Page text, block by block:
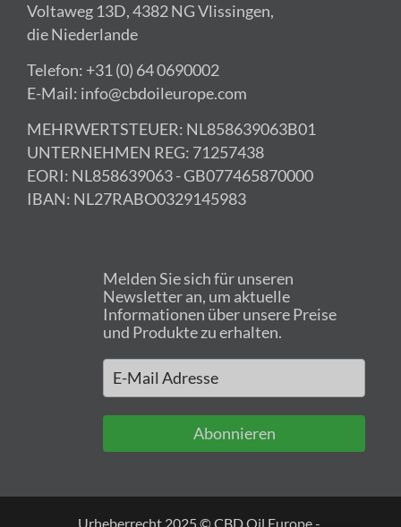
Voltaweg 13D, 4382 NG Vlissingen,
die Niederlande
Telefon: +31 (0) 64 0690002
E-Mail: info@cbdoileurope.com
MEHRWERTSTEUER: NL858639063B01
UNTERNEHMEN REG: 71257438
EORI: NL858639063 - GB077465870000
IBAN: NL27RABO0329145983
Melden Sie sich für unseren
Newsletter an, um aktuelle
Informationen über unsere Preise
und Produkte zu erhalten.
Abonnieren
Urheberrecht 2025 © CBD Oil Europe -